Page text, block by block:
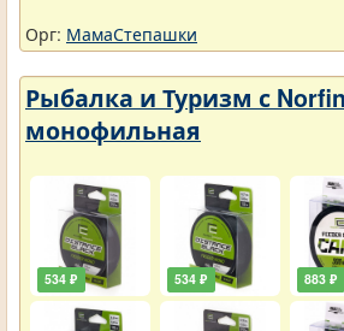
Орг: МамаСтепашки
Рыбалка и Туризм с
монофильная
534 ₽ 534 ₽ 883 ₽